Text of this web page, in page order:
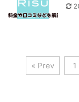
« Prev 1